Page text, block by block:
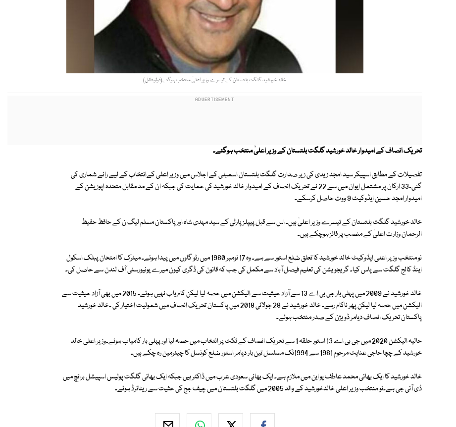
خالد خورشید گلگت بلتستان کے تیسرے وزیر اعلیٰ منتخب ہوگئے(فوٹو،فائل)
تحریک انصاف کے امیدوار خالد خورشید گلگت بلتستان کے وزیر اعلیٰ منتخب ہوگئے۔
تفصیلات کے مطابق اسپیکر سید امجد زیدی کی زیر صدارت گلگت بلتستان اسمبلی کے اجلاس میں وزیر اعلی کےانتخاب کے لیے رائے شماری کی
گئی۔33 ارکان پر مشتمل ایوان میں سے 22 نے تحریک انصاف کے امیدوار خالد خورشید کی حمایت کی جبکہ ان کے مد مقابل متحدہ اپوزیشن کے
امیدوار امجد حسین ایڈوکیٹ 9 ووٹ حاصل کرسکے۔
خالد خورشید گلگت بلتستان کے تیسرے وزیر اعلیٰ ہیں۔ اس سے قبل پیپلز پارٹی کے سید مہدی شاہ اور پاکستان مسلم لیگ ن کے حافظ حفیظ
الرحمان وزارت اعلیٰ کے منصب پر فائز ہوچکے ہیں۔
نو منتخب وزیر اعلی ایڈوکیٹ خالد خورشید کا تعلق ضلع استور سے ہے۔ وہ 17 نومبر 1980 میں رٹو گاوں میں پیدا ہوئے۔ میٹرک کا امتحان پبلک اسکول
اینڈ کالج گلگت سے پاس کیا۔ گریجویشن کی تعلیم فیصل آباد سے مکمل کی جب کہ قانون کی ڈگری کیون میرے یونیورسٹی آف لندن سے حاصل کی۔
خالد خورشید نے 2009 میں پہلی بار جی بی اے 13 سے آزاد حیثیت سے الیکشن میں حصہ لیا لیکن کام یاب نہیں ہوئے۔ 2015 میں بھی آزاد حیثیت سے
الیکشن میں حصہ لیا لیکن پھر ناکام رہے۔ خالد خورشید نے 28 جولائی 2018 میں پاکستان تحریک انصاف میں شمولیت اختیار کی ۔خالد خورشید
پاکستان تحریک انصاف دیامر ڈویژن کے صدر منتخب ہوئے۔
حالیہ الیکشن 2020 میں جی بی اے 13 استور حلقہ 1 سے تحریک انصاف کے ٹکٹ پر انتخاب میں حصہ لیا اور پہلی بار کامیاب ہوئے۔وزیر اعلی خالد
خورشید کے چچا حاجی عنایت مرحوم 1981 سے 1994تک مسلسل تین بار دیامر استور ضلع کونسل کا چیئرمین رہ چکے ہیں۔
خالد خورشید کا ایک بھائی محمد عاطف یو این میں ملازم ہے۔ ایک بھائی سعودی عرب میں ڈاکٹر ہیں جبکہ ایک بھائی گلگت پولیس اسپیشل برانچ میں
ڈی آئی جی ہے۔نو منتخب وزیر اعلی خالدخورشید کے والد 2005 میں گلگت بلتستان میں چیف جج کی حثیت سے ریٹائرڈ ہوئے۔